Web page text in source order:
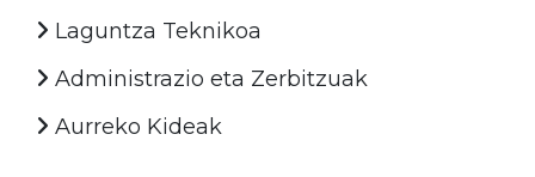
Laguntza Teknikoa
Administrazio eta Zerbitzuak
Aurreko Kideak